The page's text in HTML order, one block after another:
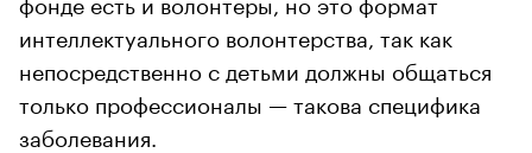
интеллектуального волонтерства, так как
непосредственно с детьми должны общаться
только профессионалы — такова специфика
заболевания.